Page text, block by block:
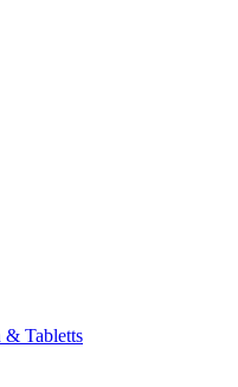
& Tabletts